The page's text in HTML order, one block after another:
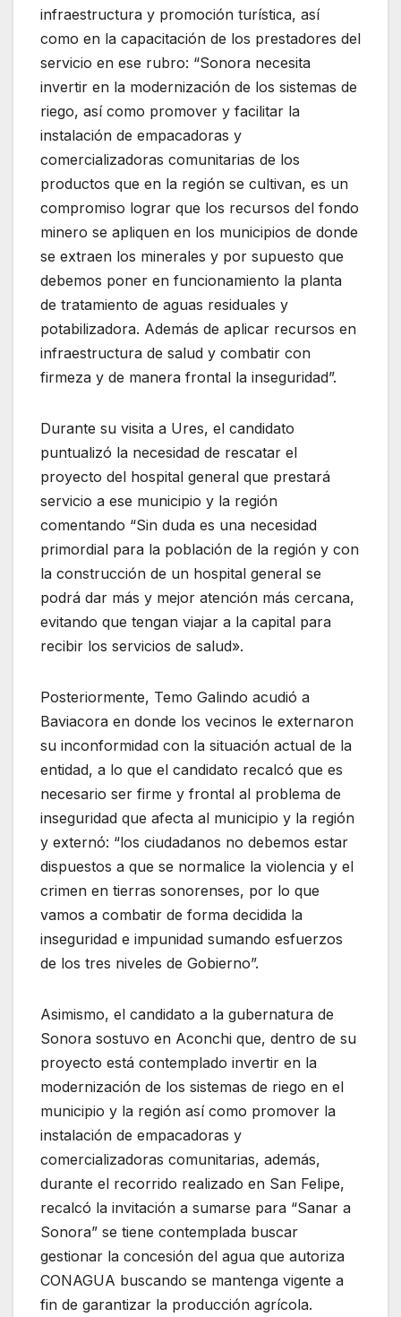
infraestructura y promoción turística, así
como en la capacitación de los prestadores del
servicio en ese rubro: “Sonora necesita
invertir en la modernización de los sistemas de
riego, así como promover y facilitar la
instalación de empacadoras y
comercializadoras comunitarias de los
productos que en la región se cultivan, es un
compromiso lograr que los recursos del fondo
minero se apliquen en los municipios de donde
se extraen los minerales y por supuesto que
debemos poner en funcionamiento la planta
de tratamiento de aguas residuales y
potabilizadora. Además de aplicar recursos en
infraestructura de salud y combatir con
firmeza y de manera frontal la inseguridad”.
Durante su visita a Ures, el candidato
puntualizó la necesidad de rescatar el
proyecto del hospital general que prestará
servicio a ese municipio y la región
comentando “Sin duda es una necesidad
primordial para la población de la región y con
la construcción de un hospital general se
podrá dar más y mejor atención más cercana,
evitando que tengan viajar a la capital para
recibir los servicios de salud».
Posteriormente, Temo Galindo acudió a
Baviacora en donde los vecinos le externaron
su inconformidad con la situación actual de la
entidad, a lo que el candidato recalcó que es
necesario ser firme y frontal al problema de
inseguridad que afecta al municipio y la región
y externó: “los ciudadanos no debemos estar
dispuestos a que se normalice la violencia y el
crimen en tierras sonorenses, por lo que
vamos a combatir de forma decidida la
inseguridad e impunidad sumando esfuerzos
de los tres niveles de Gobierno”.
Asimismo, el candidato a la gubernatura de
Sonora sostuvo en Aconchi que, dentro de su
proyecto está contemplado invertir en la
modernización de los sistemas de riego en el
municipio y la región así como promover la
instalación de empacadoras y
comercializadoras comunitarias, además,
durante el recorrido realizado en San Felipe,
recalcó la invitación a sumarse para “Sanar a
Sonora” se tiene contemplada buscar
gestionar la concesión del agua que autoriza
CONAGUA buscando se mantenga vigente a
fin de garantizar la producción agrícola.